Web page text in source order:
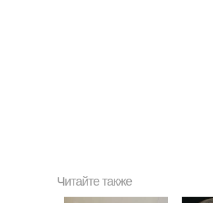
Читайте также